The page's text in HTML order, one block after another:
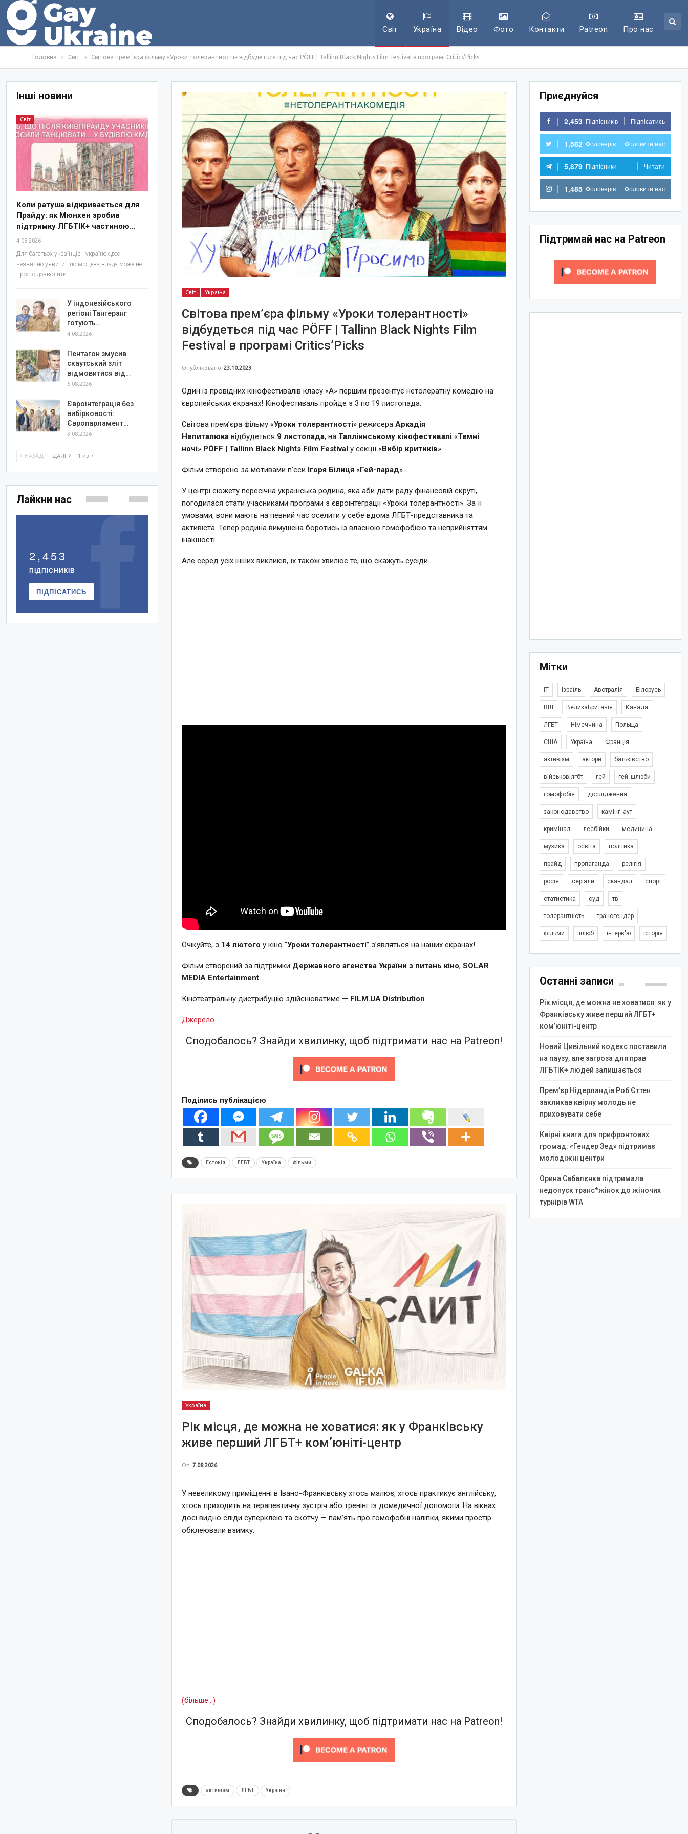
Світ Україна Відео Фото Контакти Patreon Про нас
Головна Світ Світова премʼєра фільму «Уроки толерантності» відбудеться під час PÖFF | Tallinn Black Nights Film Festival в програмі Critics’Picks
Світ Україна
Світова премʼєра фільму «Уроки толерантності»
відбудеться під час PÖFF | Tallinn Black Nights Film
Festival в програмі Critics’Picks
Опубліковано 23.10.2023
Один із провідних кінофестивалів класу «А» першим презентує нетолератну комедію на
європейських екранах! Кінофестиваль пройде з 3 по 19 листопада.
Світова премʼєра фільму «Уроки толерантності» режисераАркадія
Непиталюка відбудеться 9 листопада, на Талліннському кінофестивалі «Темні
ночі» PÖFF Tallinn Black Nights Film Festival у секції « Вибір критиків».
Фільм створено за мотивами п’єси Ігоря Білиця « Гей-парад».
У центрі сюжету пересічна українська родина, яка аби дати раду фінансовій скруті,
погодилася стати учасниками програми з євроінтеграції «Уроки толерантності». За її
умовами, вони мають на певний час оселити у себе вдома ЛГБТ-представника та
активіста. Тепер родина вимушена боротись із власною гомофобією та неприйняттям
інакшості.
Але серед усіх інших викликів, їх також хвилює те, що скажуть сусіди.
Очікуйте, з 14 лютого у кіно “Уроки толерантності” з’являться на наших екранах!
Фільм створений за підтримки Державного агенства України з питань кіно,SOLAR
MEDIA Entertainment.
Кінотеатральну дистрибуцію здійснюватиме — FILM.UA Distribution.
Джерело
Сподобалось? Знайди хвилинку, щоб підтримати нас на Patreon!
Поділись публікацією
Естонія ЛГБТ Україна фільми
Україна
Рік місця, де можна не ховатися: як у Франківську
живе перший ЛГБТ+ ком’юніті-центр
On 7.08.2026
У невеликому приміщенні в Івано-Франківську хтось малює, хтось практикує англійську,
хтось приходить на терапевтичну зустріч або тренінг із домедичної допомоги. На вікнах
досі видно сліди суперклею та скотчу — пам’ять про гомофобні наліпки, якими простір
обклеювали взимку.
(більше…)
Сподобалось? Знайди хвилинку, щоб підтримати нас на Patreon!
активізм ЛГБТ Україна
Приєднуйся
2,453 Підпісників Підпісатись
1,562 Фоловерів Фоловити нас
5,879 Підпісники Читати
1,485 Фоловерів Фоловити нас
Підтримай нас на Patreon
Мітки
IT Ізраїль Австралія Білорусь
ВІЛ ВеликаБританія Канада
ЛГБТ Німеччина Польща
США Україна Франція
активізм актори батьківство
військовілгбт гей гей_шлюби
гомофобія дослідження
законодавство камінґ_аут
кримінал лесбійки медицина
музика освіта політика
прайд пропаганда релігія
росія серіали скандал спорт
статистика суд тв
толерантність трансгендер
фільми шлюб інтерв'ю історія
Останні записи
Рік місця, де можна не ховатися: як у
Франківську живе перший ЛГБТ+
ком’юніті-центр
Новий Цивільний кодекс поставили
на паузу, але загроза для прав
ЛГБТІК+ людей залишається
Прем’єр Нідерландів Роб Єттен
закликав квірну молодь не
приховувати себе
Квірні книги для прифронтових
громад: «Гендер Зед» підтримає
молодіжні центри
Орина Сабалєнка підтримала
недопуск транс*жінок до жіночих
турнірів WTA
Інші новини
Світ
Коли ратуша відкривається для
Прайду: як Мюнхен зробив
підтримку ЛГБТІК+ частиною…
4.08.2026
Для багатьох українців і українок досі
незвично уявити, що місцева влада може не
просто дозволити…
У індонезійського
регіоні Тангеранг
готують…
4.08.2026
Пентагон змусив
скаутський зліт
відмовитися від…
5.08.2026
Євроінтеграція без
вибірковості:
Європарламент…
3.08.2026
НАЗАД ДАЛІ 1 из 7
Лайкни нас
2,453
ПІДПІСНИКІВ
ПІДПІСАТИСЬ